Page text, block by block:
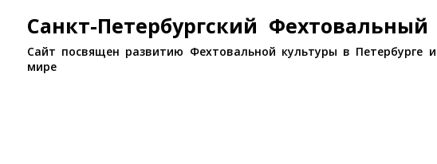
Санкт-Петербургский Фехтовальный
Сайт посвящен развитию Фехтовальной культуры в Петербурге
мире